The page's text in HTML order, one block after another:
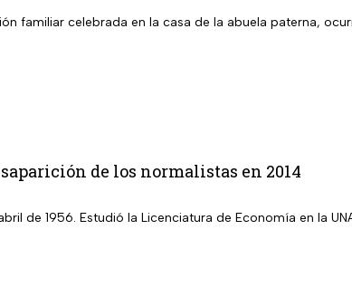
familiar celebrada en la casa de la abuela paterna,
de los normalistas en 2014
de 1956. Estudió la Licenciatura de Economía en la